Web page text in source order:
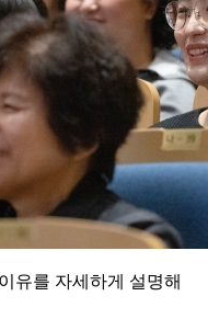
유를 자세하게 설명해